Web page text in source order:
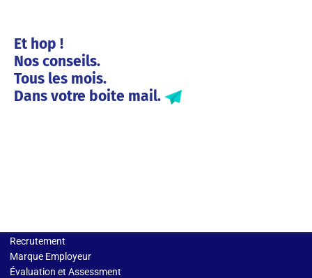
Et hop !
Nos conseils.
Tous les mois.
Dans votre boite mail.
Recrutement
Marque Employeur
Évaluation et Assessment